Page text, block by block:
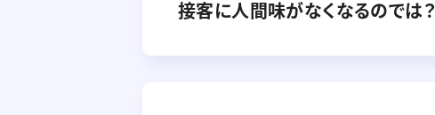
接客に人間味がなくなるのでは？